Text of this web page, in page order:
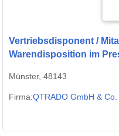
Vertriebsdisponent /
Warendisposition im
Münster, 48143
Firma:QTRADO GmbH & Co.